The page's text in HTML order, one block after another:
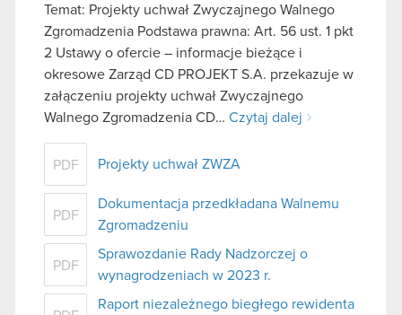
Temat: Projekty uchwał Zwyczajnego Walnego
Zgromadzenia Podstawa prawna: Art. 56 ust. 1 pkt
2 Ustawy o ofercie – informacje bieżące i
okresowe Zarząd CD PROJEKT S.A. przekazuje w
załączeniu projekty uchwał Zwyczajnego
Walnego Zgromadzenia CD… Czytaj dalej
PDF Projekty uchwał ZWZA
PDF
Dokumentacja przedkładana Walnemu
Zgromadzeniu
PDF
Sprawozdanie Rady Nadzorczej o
wynagrodzeniach w 2023 r.
Raport niezależnego biegłego rewidenta